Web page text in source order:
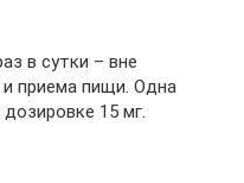
в сутки – вне
приема пищи. Одна
15 мг.